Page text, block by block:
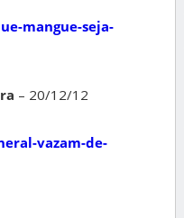
mangue-seja-
– 20/12/12
vazam-de-